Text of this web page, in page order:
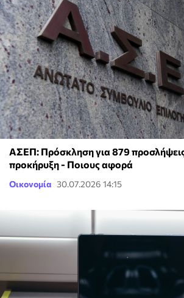
ΑΣΕΠ: Πρόσκληση για 879
προκήρυξη - Ποιους αφορά
Οικονομία 30.07.2026 14:15